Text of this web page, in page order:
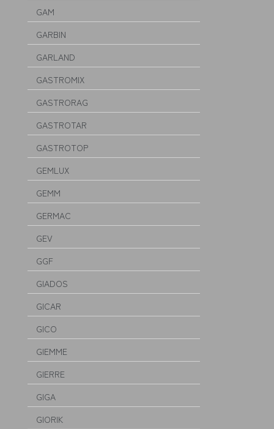
GAM
GARBIN
GARLAND
GASTROMIX
GASTRORAG
GASTROTAR
GASTROTOP
GEMLUX
GEMM
GERMAC
GEV
GGF
GIADOS
GICAR
GICO
GIEMME
GIERRE
GIGA
GIORIK